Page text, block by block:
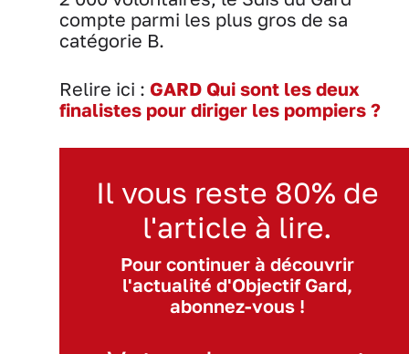
compte parmi les plus gros de sa
catégorie B.
Relire ici : GARD Qui sont les deux
finalistes pour diriger les pompiers ?
Il vous reste 80% de
l'article à lire.
Pour continuer à découvrir
l'actualité d'Objectif Gard,
abonnez-vous !